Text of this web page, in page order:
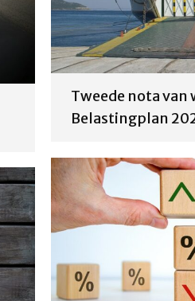
Tweede nota van
Belastingplan